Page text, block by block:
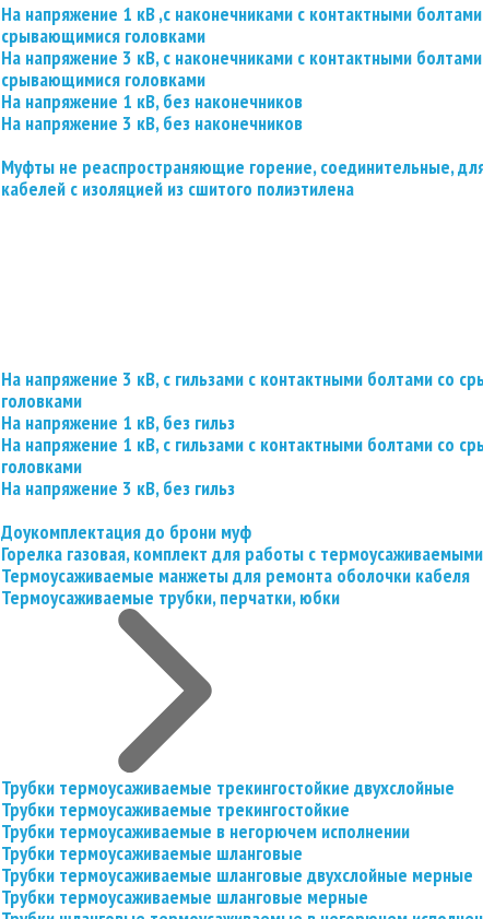
На напряжение 1 кВ ,с наконечниками с контактными
срывающимися головками
На напряжение 3 кВ, с наконечниками с контактными
срывающимися головками
На напряжение 1 кВ, без наконечников
На напряжение 3 кВ, без наконечников
Муфты не реаспространяющие горение, соединительные,
кабелей с изоляцией из сшитого полиэтилена
На напряжение 3 кВ, с гильзами с контактными болтами со
головками
На напряжение 1 кВ, без гильз
На напряжение 1 кВ, с гильзами с контактными болтами со
головками
На напряжение 3 кВ, без гильз
Доукомплектация до брони муф
Горелка газовая, комплект для работы с
Термоусаживаемые манжеты для ремонта оболочки кабеля
Термоусаживаемые трубки, перчатки, юбки
Трубки термоусаживаемые трекингостойкие двухслойные
Трубки термоусаживаемые трекингостойкие
Трубки термоусаживаемые в негорючем исполнении
Трубки термоусаживаемые шланговые
Трубки термоусаживаемые шланговые двухслойные мерные
Трубки термоусаживаемые шланговые мерные